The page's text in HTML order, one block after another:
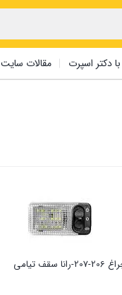
دکتر اسپرت مقالات سایت
رانا سقف تیامی